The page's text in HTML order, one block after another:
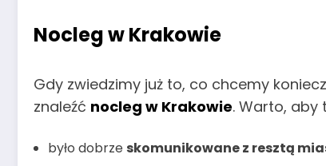
Nocleg w Krakowie
Gdy zwiedzimy już to, co chcemy
znaleźć nocleg w Krakowie. Warto, aby
było dobrze skomunikowane z resztą